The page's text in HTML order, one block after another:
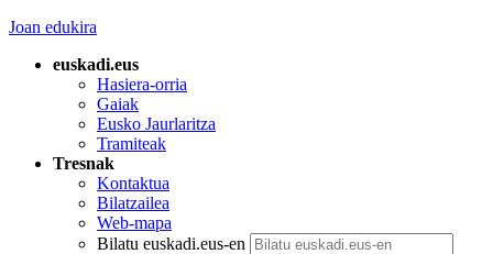
Joan edukira
euskadi.eus
Hasiera-orria
Gaiak
Eusko Jaurlaritza
Tramiteak
Tresnak
Kontaktua
Bilatzailea
Web-mapa
Bilatu euskadi.eus-en